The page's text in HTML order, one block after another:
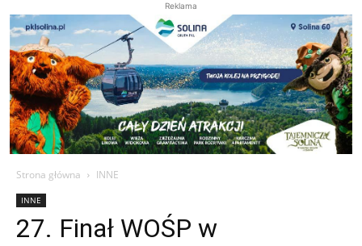
Reklama
Strona główna INNE
INNE
27. Finał WOŚP w